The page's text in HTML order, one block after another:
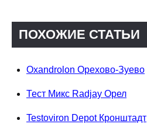
ПОХОЖИЕ СТАТЬИ
Oxandrolon Орехово-Зуево
Тест Микс Radjay Орел
Testoviron Depot Кронштадт